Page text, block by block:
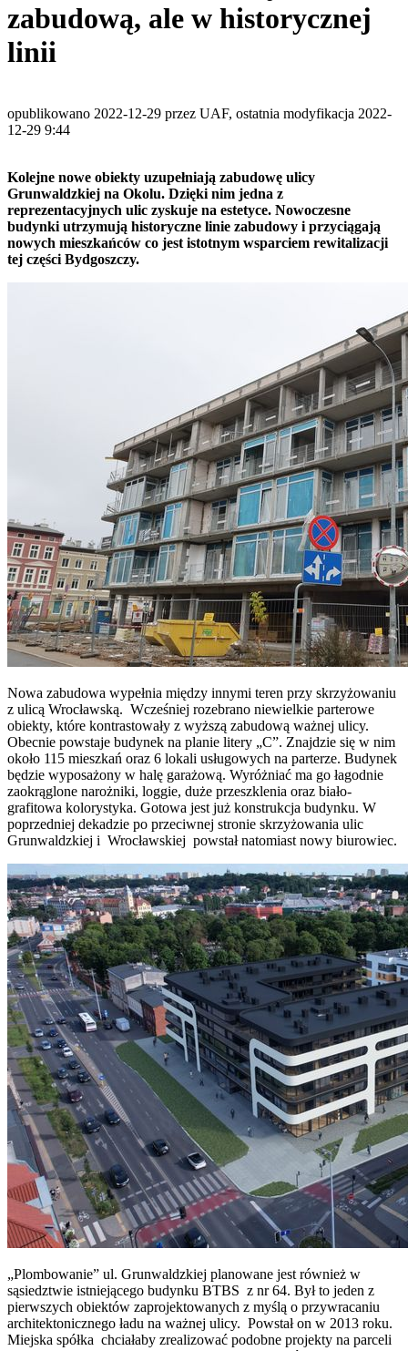
zabudową, ale w historycznej
linii
opublikowano 2022-12-29 przez UAF, ostatnia modyfikacja 2022-
12-29 9:44
Kolejne nowe obiekty uzupełniają zabudowę ulicy
Grunwaldzkiej na Okolu. Dzięki nim jedna z
reprezentacyjnych ulic zyskuje na estetyce. Nowoczesne
budynki utrzymują historyczne linie zabudowy i przyciągają
nowych mieszkańców co jest istotnym wsparciem rewitalizacji
tej części Bydgoszczy.
Nowa zabudowa wypełnia między innymi teren przy skrzyżowaniu
z ulicą Wrocławską. Wcześniej rozebrano niewielkie parterowe
obiekty, które kontrastowały z wyższą zabudową ważnej ulicy.
Obecnie powstaje budynek na planie litery „C”. Znajdzie się w nim
około 115 mieszkań oraz 6 lokali usługowych na parterze. Budynek
będzie wyposażony w halę garażową. Wyróżniać ma go łagodnie
zaokrąglone narożniki, loggie, duże przeszklenia oraz biało-
grafitowa kolorystyka. Gotowa jest już konstrukcja budynku. W
poprzedniej dekadzie po przeciwnej stronie skrzyżowania ulic
Grunwaldzkiej i Wrocławskiej powstał natomiast nowy biurowiec.
„Plombowanie” ul. Grunwaldzkiej planowane jest również w
sąsiedztwie istniejącego budynku BTBS z nr 64. Był to jeden z
pierwszych obiektów zaprojektowanych z myślą o przywracaniu
architektonicznego ładu na ważnej ulicy. Powstał on w 2013 roku.
Miejska spółka chciałaby zrealizować podobne projekty na parceli